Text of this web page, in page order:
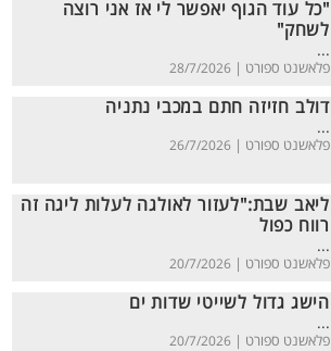
"כל עוד הגוף יאפשר לי אז אני רוצה
לשחק"
...
פלאשנט ספורט | 28/7/2026
דולב חזיזה חתם במכבי נתניה
...
פלאשנט ספורט | 26/7/2026
ליאב שבת:"לעזור לאולגה לעלות ליגה זה
רווח כפול
...
פלאשנט ספורט | 20/7/2026
הישג גדול לשייטי שדות ים
...
פלאשנט ספורט | 20/7/2026